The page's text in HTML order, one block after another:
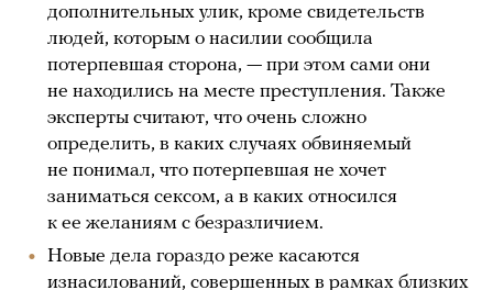
дополнительных улик, кроме свидетельств
людей, которым о насилии сообщила
потерпевшая сторона, — при этом сами они
не находились на месте преступления. Также
эксперты считают, что очень сложно
определить, в каких случаях обвиняемый
не понимал, что потерпевшая не хочет
заниматься сексом, а в каких относился
к ее желаниям с безразличием.
Новые дела гораздо реже касаются
изнасилований, совершенных в рамках близких